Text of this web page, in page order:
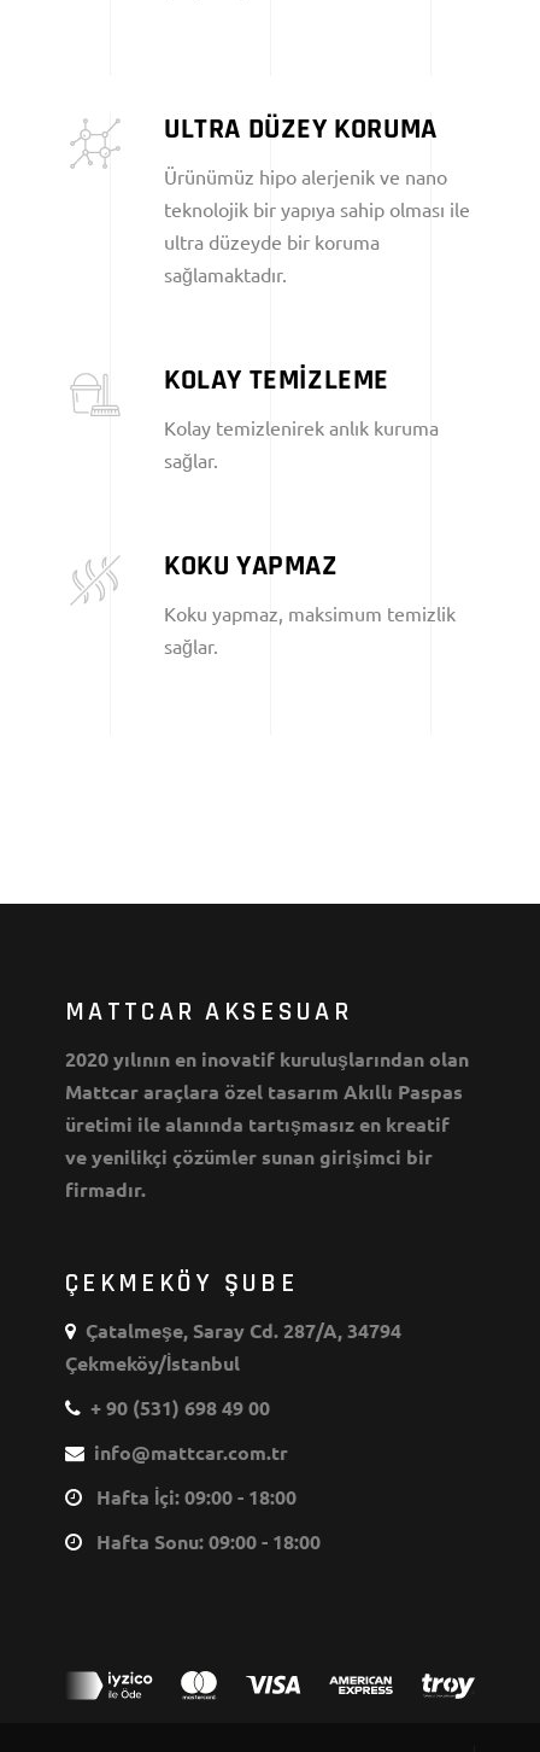
ULTRA DÜZEY KORUMA
Ürünümüz hipo alerjenik ve nano
teknolojik bir yapıya sahip olması ile
ultra düzeyde bir koruma
sağlamaktadır.
KOLAY TEMİZLEME
Kolay temizlenirek anlık kuruma
sağlar.
KOKU YAPMAZ
Koku yapmaz, maksimum temizlik
sağlar.
MATTCAR AKSESUAR
2020 yılının en inovatif kuruluşlarından olan
Mattcar araçlara özel tasarım Akıllı Paspas
üretimi ile alanında tartışmasız en kreatif
ve yenilikçi çözümler sunan girişimci bir
firmadır.
ÇEKMEKÖY ŞUBE
Çatalmeşe, Saray Cd. 287/A, 34794
Çekmeköy/İstanbul
+ 90 (531) 698 49 00
info@mattcar.com.tr
Hafta İçi: 09:00 - 18:00
Hafta Sonu: 09:00 - 18:00